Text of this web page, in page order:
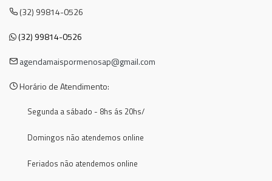
(32) 99814-0526
(32) 99814-0526
agendamaispormenosap@gmail.com
Horário de Atendimento:
Segunda a sábado - 8hs ás 20hs/
Domingos não atendemos online
Feriados não atendemos online